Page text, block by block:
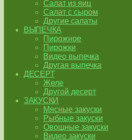
Салат из яиц
Салат с сыром
Другие салаты
ВЫПЕЧКА
Пирожное
Пирожки
Видео выпечка
Другая выпечка
ДЕСЕРТ
Желе
Другой десерт
ЗАКУСКИ
Мясные закуски
Рыбные закуски
Овощные закуски
Видео закуски